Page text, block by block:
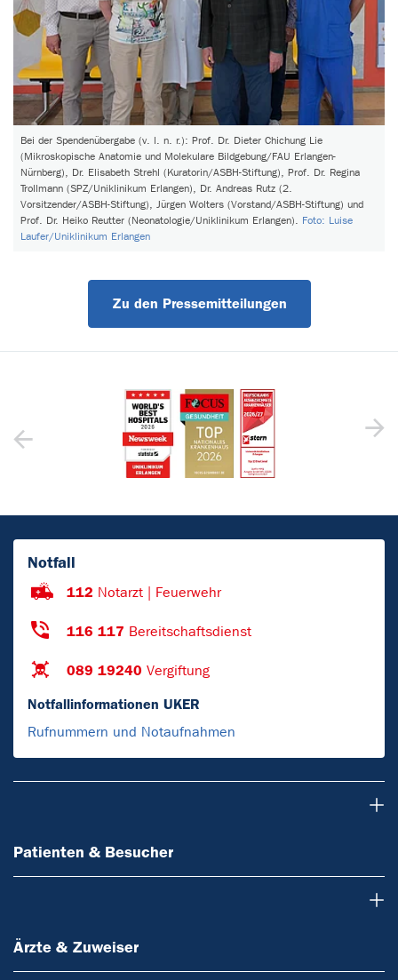
Bei der Spendenübergabe (v. l. n. r.): Prof. Dr. Dieter Chichung Lie
(Mikroskopische Anatomie und Molekulare Bildgebung/FAU Erlangen-
Nürnberg), Dr. Elisabeth Strehl (Kuratorin/ASBH-Stiftung), Prof. Dr. Regina
Trollmann (SPZ/Uniklinikum Erlangen), Dr. Andreas Rutz (2.
Vorsitzender/ASBH-Stiftung), Jürgen Wolters (Vorstand/ASBH-Stiftung) und
Prof. Dr. Heiko Reutter (Neonatologie/Uniklinikum Erlangen). Foto: Luise
Laufer/Uniklinikum Erlangen
Zu den Pressemitteilungen
Notfall
112 Notarzt | Feuerwehr
116 117 Bereitschaftsdienst
089 19240 Vergiftung
Notfallinformationen UKER
Rufnummern und Notaufnahmen
Patienten & Besucher
Ärzte & Zuweiser